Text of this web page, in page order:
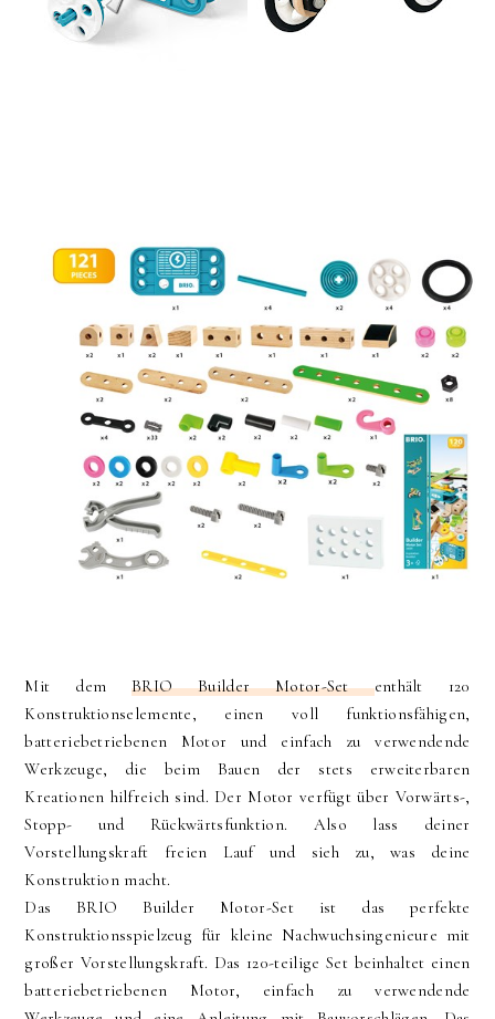
Mit dem BRIO Builder Motor-Setenthält 120
Konstruktionselemente, einen voll funktionsfähigen,
batteriebetriebenen Motor und einfach zu verwendende
Werkzeuge, die beim Bauen der stets erweiterbaren
Kreationen hilfreich sind. Der Motor verfügt über Vorwärts-,
Stopp- und Rückwärtsfunktion. Also lass deiner
Vorstellungskraft freien Lauf und sieh zu, was deine
Konstruktion macht.
Das BRIO Builder Motor-Set ist das perfekte
Konstruktionsspielzeug für kleine Nachwuchsingenieure mit
großer Vorstellungskraft. Das 120-teilige Set beinhaltet einen
batteriebetriebenen Motor, einfach zu verwendende